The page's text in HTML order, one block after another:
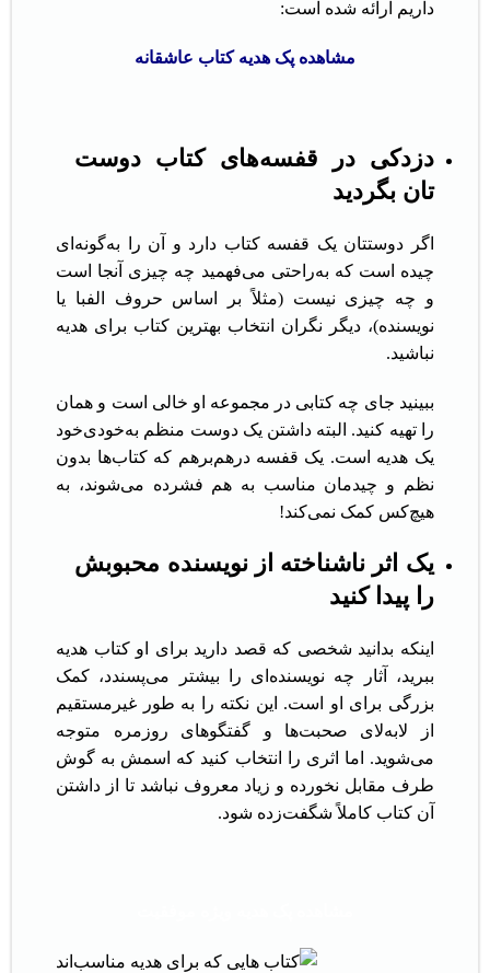
داریم ارائه شده است:
مشاهده پک هدیه کتاب عاشقانه
دزدکی در قفسه‌های کتاب دوست
تان بگردید
اگر دوستتان یک قفسه کتاب دارد و آن را به‌گونه‌ای
چیده است که به‌راحتی می‌فهمید چه چیزی آنجا است
و چه چیزی نیست (مثلاً بر اساس حروف الفبا یا
نویسنده)، دیگر نگران انتخاب بهترین کتاب برای هدیه
نباشید.
ببینید جای چه کتابی در مجموعه او خالی است و همان
را تهیه کنید. البته داشتن یک دوست منظم به‌خودی‌خود
یک هدیه است. یک قفسه درهم‌برهم که کتاب‌ها بدون
نظم و چیدمان مناسب به هم فشرده می‌شوند، به
هیچ‌کس کمک نمی‌کند!
یک اثر ناشناخته از نویسنده محبوبش
را پیدا کنید
اینکه بدانید شخصی که قصد دارید برای او کتاب هدیه
ببرید، آثار چه نویسنده‌ای را بیشتر می‌پسندد، کمک
بزرگی برای او است. این نکته را به طور غیرمستقیم
از لابه‌لای صحبت‌ها و گفتگوهای روزمره متوجه
می‌شوید. اما اثری را انتخاب کنید که اسمش به گوش
طرف مقابل نخورده و زیاد معروف نباشد تا از داشتن
آن کتاب کاملاً شگفت‌زده شود.